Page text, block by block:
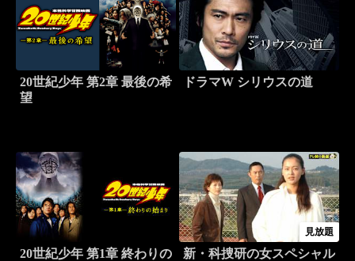
20世紀少年 第2章 最後の希
望
ドラマW シリウスの道
20世紀少年 第1章 終わりの
見放題
新・科捜研の女スペシャル